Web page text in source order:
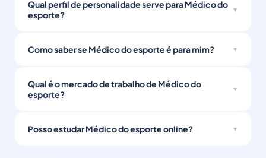
Qual perfil de personalidade serve para Médico do
esporte?
Como saber se Médico do esporte é para mim?
Qual é o mercado de trabalho de Médico do
esporte?
Posso estudar Médico do esporte online?